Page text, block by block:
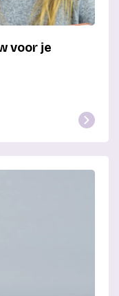
voor je